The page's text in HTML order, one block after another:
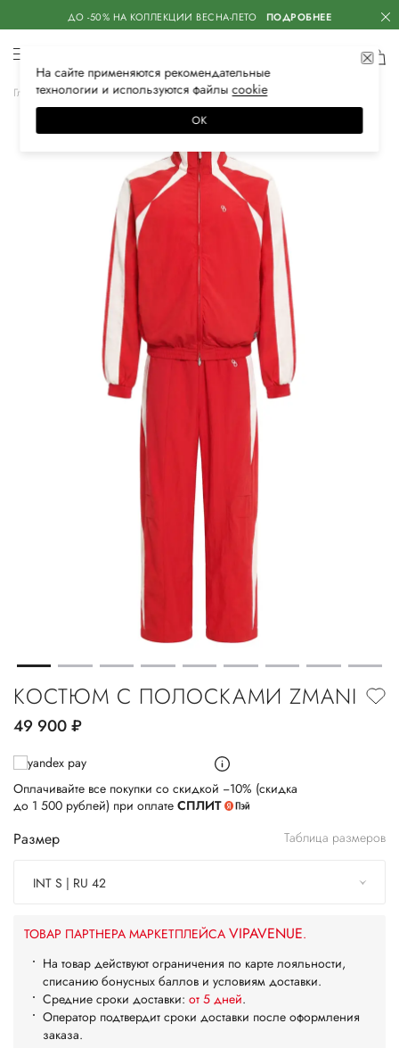
ДО -50% НА КОЛЛЕКЦИИ ВЕСНА-ЛЕТО ПОДРОБНЕЕ
Главная Женская Одежда Костюмы Спортивный костюм
КОСТЮМ С ПОЛОСКАМИ ZMANI
49 900руб.
Оплачивайте все покупки со скидкой −10% (скидка
до 1 500 рублей) при оплате СПЛИТ
Размер Таблица размеров
INT S | RU 42
ТОВАР ПАРТНЕРА МАРКЕТПЛЕЙСА VIPAVENUE.
На товар действуют ограничения по карте лояльности,
списанию бонусных баллов и условиям доставки.
Средние сроки доставки: от 5 дней.
Оператор подтвердит сроки доставки после оформления
заказа.
На сайте применяются рекомендательные
технологии и используются файлысооkiе
ОК